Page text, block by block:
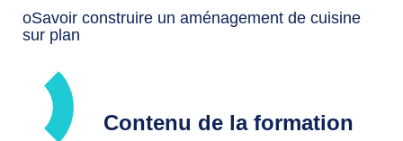
oSavoir construire un aménagement de cuisine
sur plan
Contenu de la formation